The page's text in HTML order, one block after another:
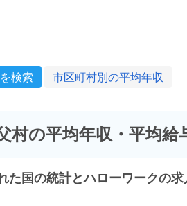
検索 市区町村別の平均年収
村の平均年収・平均給
た国の統計とハローワークの